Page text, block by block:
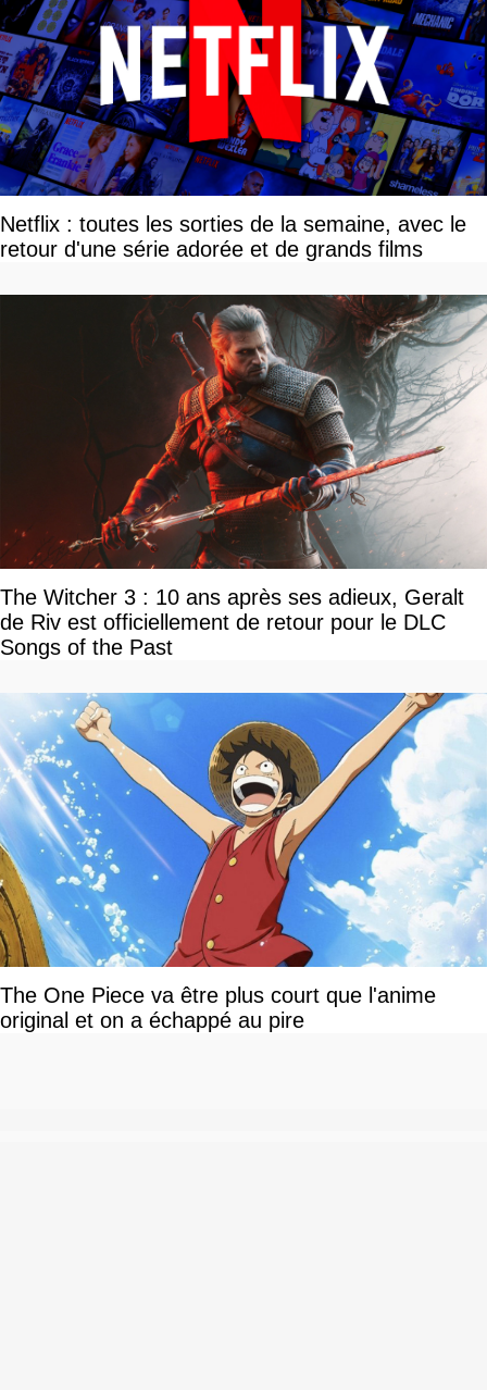
Netflix : toutes les sorties de la semaine, avec le
retour d'une série adorée et de grands films
The Witcher 3 : 10 ans après ses adieux, Geralt
de Riv est officiellement de retour pour le DLC
Songs of the Past
The One Piece va être plus court que l'anime
original et on a échappé au pire